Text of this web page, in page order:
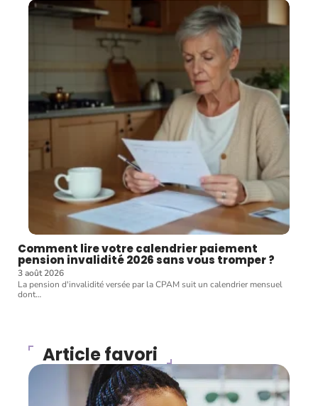
Comment lire votre calendrier paiement
pension invalidité 2026 sans vous tromper ?
3 août 2026
La pension d'invalidité versée par la CPAM suit un calendrier mensuel
dont…
Article favori